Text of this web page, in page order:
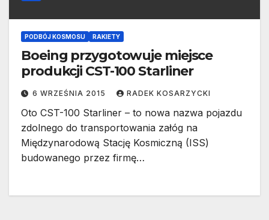
PODBÓJ KOSMOSU RAKIETY
Boeing przygotowuje miejsce
produkcji CST-100 Starliner
6 WRZEŚNIA 2015 RADEK KOSARZYCKI
Oto CST-100 Starliner – to nowa nazwa pojazdu
zdolnego do transportowania załóg na
Międzynarodową Stację Kosmiczną (ISS)
budowanego przez firmę…